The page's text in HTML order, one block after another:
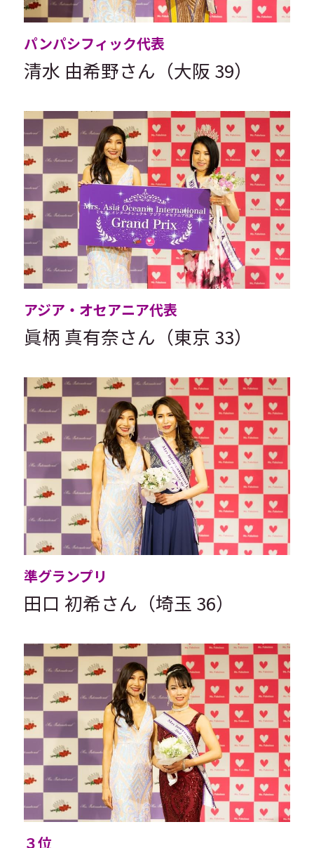
パンパシフィック代表
清水 由希野さん（大阪 39）
アジア・オセアニア代表
眞柄 真有奈さん（東京 33）
準グランプリ
田口 初希さん（埼玉 36）
３位